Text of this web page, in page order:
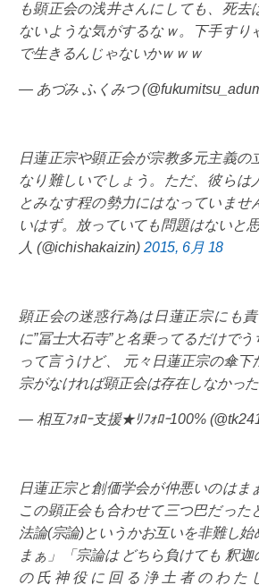
も顕正会の浅井さんにしても、死去
ないような気がするなｗ。下手すり
で生きるんじゃないかｗｗｗ
— あづみ ふくみつ
日蓮正宗や顕正会が宗教多元主義の
なり難しいでしょう。ただ、彼らは
とみなす程の勢力にはなっていませ
いはず。放っていても問題はないと
人 (@ichishakaizin) 2015, 6月 18
顕正会の迷惑行為は日蓮正宗にも
に”冨士大石寺”と名乗ってるだけでう
って言うけど、 元々日蓮正宗の傘下
宗がなければ顕正会は存在しなかった
— 相互ﾌｫﾛｰ支援★ﾘﾌｫﾛｰ100%
日蓮正宗と創価学会が仲悪いのはま
この顕正会も合わせて三つ巴だった
法論(宗論)というかお互いを非難し始
まぁ」「宗論は どちら負けても 釈
の氏神役に回る浄土者のわ